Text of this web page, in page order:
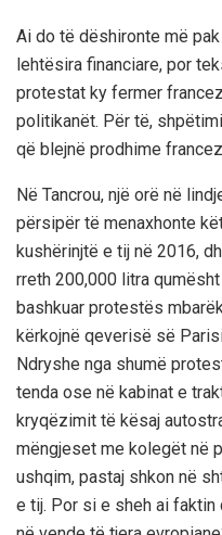
Ai do të dëshironte më
lehtësira financiare, por
protestat ky fermer
politikanët. Për të,
që blejnë prodhime
Në Tancrou, një orë në
përsipër të menaxhonte
kushërinjtë e tij në 2016,
rreth 200,000 litra
bashkuar protestës
kërkojnë qeverisë së
Ndryshe nga shumë
tenda ose në kabinat e
kryqëzimit të kësaj
mëngjeset me kolegët në
ushqim, pastaj shkon në
e tij. Por si e sheh ai